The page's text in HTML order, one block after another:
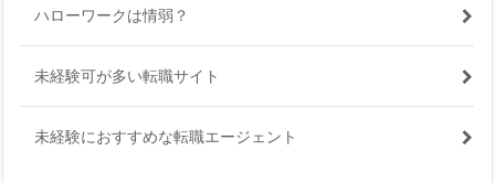
ハローワークは情弱？
未経験可が多い転職サイト
未経験におすすめな転職エージェント